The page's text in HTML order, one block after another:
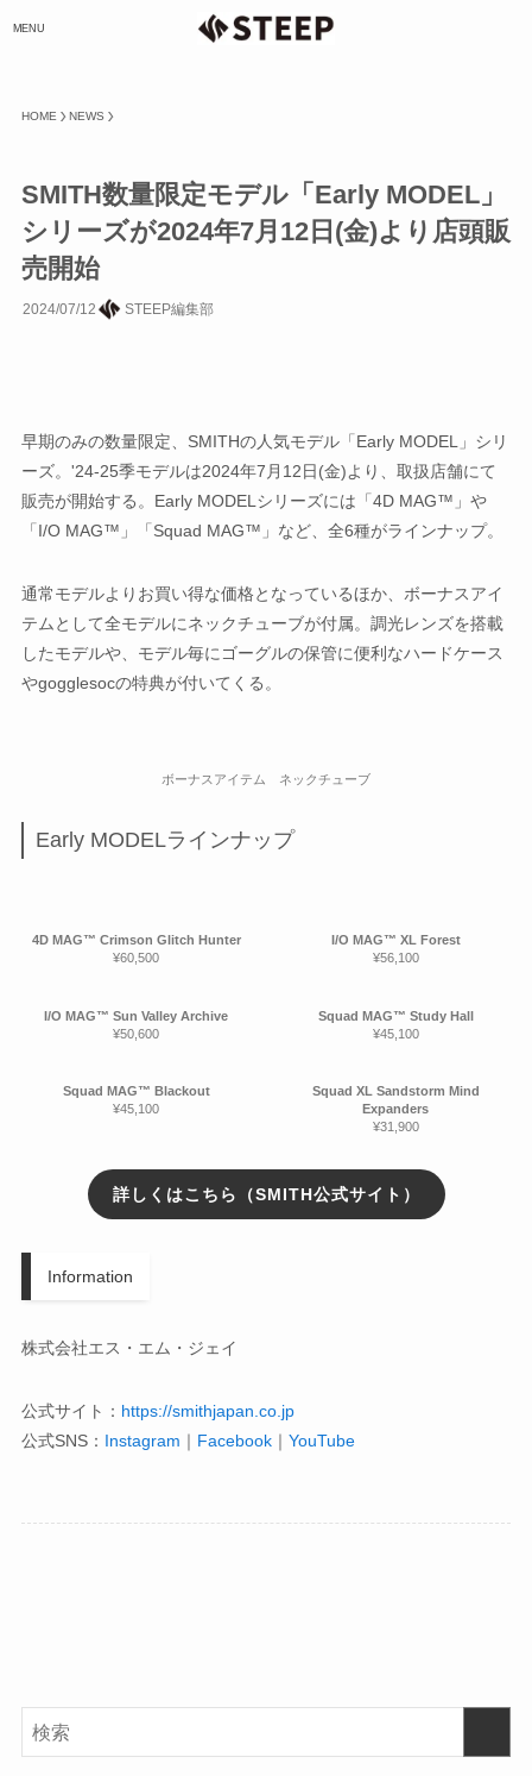
MENU
HOME NEWS
SMITH数量限定モデル「Early MODEL」
シリーズが2024年7月12日(金)より店頭販
売開始
2024/07/12 STEEP編集部
早期のみの数量限定、SMITHの人気モデル「Early MODEL」シリ
ーズ。'24-25季モデルは2024年7月12日(金)より、取扱店舗にて
販売が開始する。Early MODELシリーズには「4D MAG™」や
「I/O MAG™」「Squad MAG™」など、全6種がラインナップ。
通常モデルよりお買い得な価格となっているほか、ボーナスアイ
テムとして全モデルにネックチューブが付属。調光レンズを搭載
したモデルや、モデル毎にゴーグルの保管に便利なハードケース
やgogglesocの特典が付いてくる。
ボーナスアイテム ネックチューブ
Early MODELラインナップ
4D MAG™ Crimson Glitch Hunter
¥60,500
I/O MAG™ XL Forest
¥56,100
I/O MAG™ Sun Valley Archive
¥50,600
Squad MAG™ Study Hall
¥45,100
Squad MAG™ Blackout
¥45,100
Squad XL Sandstorm Mind
Expanders
¥31,900
詳しくはこちら（SMITH公式サイト）
Information
株式会社エス・エム・ジェイ
公式サイト： https://smithjapan.co.jp
公式SNS： Instagram ｜ Facebook｜ YouTube